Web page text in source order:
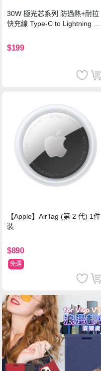
30W 極光芯系列 防過熱+耐拉
快充線 Type-C to Lightning 傳
$199
【Apple】AirTag (第 2 代) 1件
裝
$890
免運